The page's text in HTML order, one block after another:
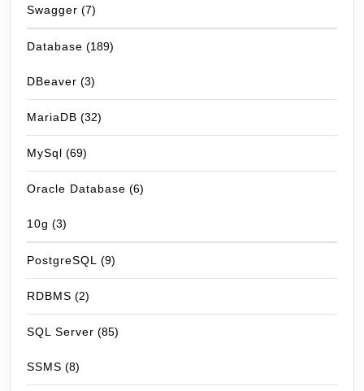
Swagger (7)
Database (189)
DBeaver (3)
MariaDB (32)
MySql (69)
Oracle Database (6)
10g (3)
PostgreSQL (9)
RDBMS (2)
SQL Server (85)
SSMS (8)